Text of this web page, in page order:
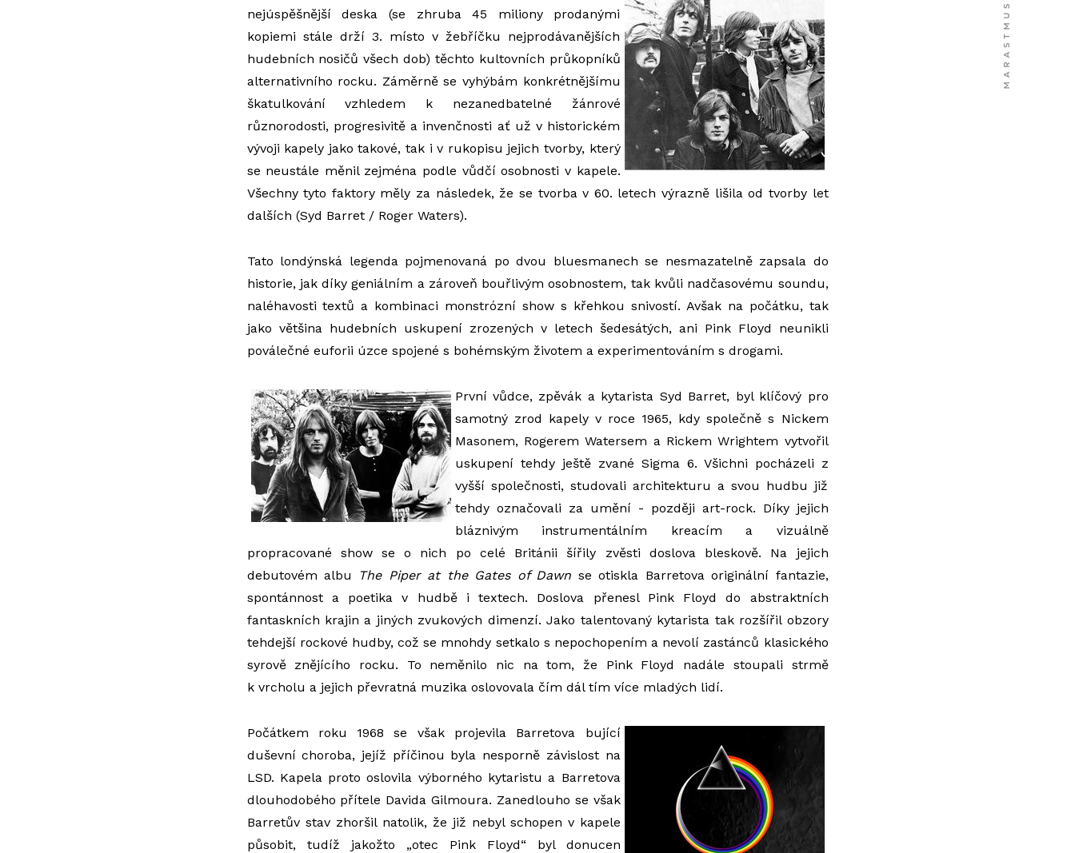
nejúspěšnější deska (se zhruba 45 miliony prodanými
kopiemi stále drží 3. místo v žebříčku nejprodávanějších
hudebních nosičů všech dob) těchto kultovních průkopníků
alternativního rocku. Záměrně se vyhýbám konkrétnějšímu
škatulkování vzhledem k nezanedbatelné žánrové
různorodosti, progresivitě a invenčnosti ať už v historickém
vývoji kapely jako takové, tak i v rukopisu jejich tvorby, který
se neustále měnil zejména podle vůdčí osobnosti v kapele.
Všechny tyto faktory měly za následek, že se tvorba v 60. letech výrazně lišila od tvorby let
dalších (Syd Barret / Roger Waters).
Tato londýnská legenda pojmenovaná po dvou bluesmanech se nesmazatelně zapsala do
historie, jak díky geniálním a zároveň bouřlivým osobnostem, tak kvůli nadčasovému soundu,
naléhavosti textů a kombinaci monstrózní show s křehkou snivostí. Avšak na počátku, tak
jako většina hudebních uskupení zrozených v letech šedesátých, ani Pink Floyd neunikli
poválečné euforii úzce spojené s bohémským životem a experimentováním s drogami.
První vůdce, zpěvák a kytarista Syd Barret, byl klíčový pro
samotný zrod kapely v roce 1965, kdy společně s Nickem
Masonem, Rogerem Watersem a Rickem Wrightem vytvořil
uskupení tehdy ještě zvané Sigma 6. Všichni pocházeli z
vyšší společnosti, studovali architekturu a svou hudbu již
tehdy označovali za umění - později art-rock. Díky jejich
bláznivým instrumentálním kreacím a vizuálně
propracované show se o nich po celé Británii šířily zvěsti doslova bleskově. Na jejich
debutovém albu
The Piper at the Gates of Dawn se otiskla Barretova originální fantazie,
spontánnost a poetika v hudbě i textech. Doslova přenesl Pink Floyd do abstraktních
fantaskních krajin a jiných zvukových dimenzí. Jako talentovaný kytarista tak rozšířil obzory
tehdejší rockové hudby, což se mnohdy setkalo s nepochopením a nevolí zastánců klasického
syrově znějícího rocku. To neměnilo nic na tom, že Pink Floyd nadále stoupali strmě
k vrcholu a jejich převratná muzika oslovovala čím dál tím více mladých lidí.
Počátkem roku 1968 se však projevila Barretova bující
duševní choroba, jejíž příčinou byla nesporně závislost na
LSD. Kapela proto oslovila výborného kytaristu a Barretova
dlouhodobého přítele Davida Gilmoura. Zanedlouho se však
Barretův stav zhoršil natolik, že již nebyl schopen v kapele
působit, tudíž jakožto „otec Pink Floyd“ byl donucen